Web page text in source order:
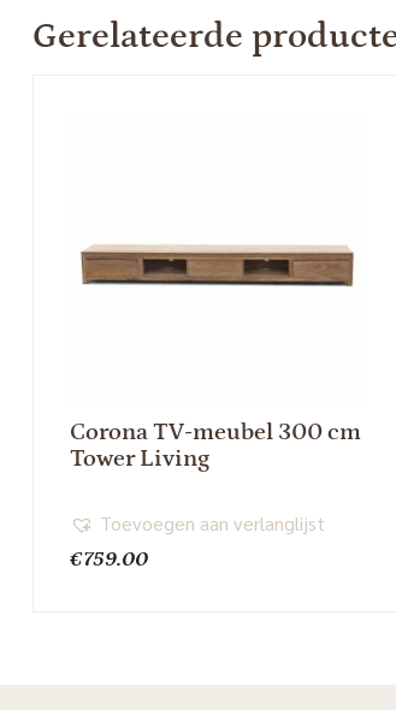
Gerelateerde
Corona TV-meubel 300 cm
Tower Living
€759.00
Toevoegen aan verlanglijst